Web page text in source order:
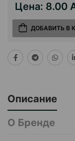
Цена: 8.00
ДОБАВИТЬ В
Описание
О Бренде